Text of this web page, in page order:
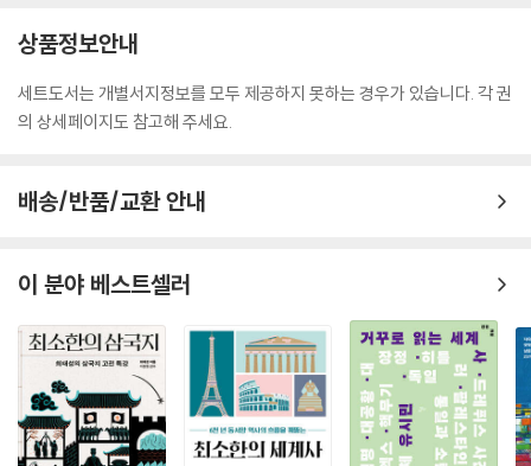
상품정보안내
세트도서는 개별서지정보를 모두 제공하지 못하는 경우가 있습니다. 각 권
의 상세페이지도 참고해 주세요.
배송/반품/교환 안내
이 분야 베스트셀러